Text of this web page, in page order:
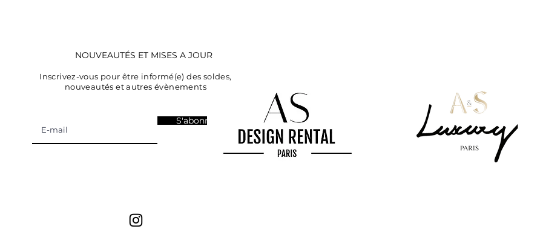
NOUVEAUTÉS ET MISES A JOUR
Inscrivez-vous pour être informé(e) des soldes,
nouveautés et autres évènements
S'abonner